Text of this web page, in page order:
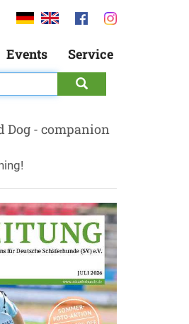
Events Service
Dog - companion